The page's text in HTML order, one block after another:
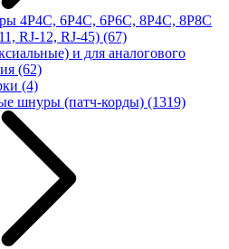
4P4C, 6P4C, 6P6C, 8P4C, 8P8C
RJ-12, RJ-45) (67)
и для аналогового
(62)
(4)
шнуры (патч-корды) (1319)